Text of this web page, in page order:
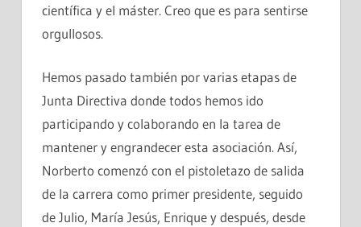
científica y el máster. Creo que es para sentirse
orgullosos.
Hemos pasado también por varias etapas de
Junta Directiva donde todos hemos ido
participando y colaborando en la tarea de
mantener y engrandecer esta asociación. Así,
Norberto comenzó con el pistoletazo de salida
de la carrera como primer presidente, seguido
de Julio, María Jesús, Enrique y después, desde